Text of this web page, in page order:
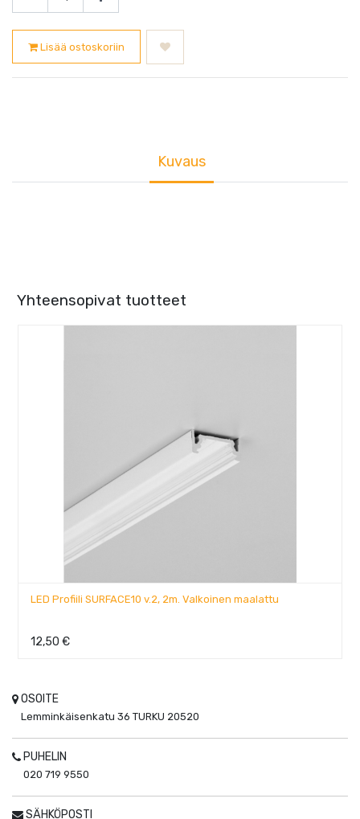
Lisää ostoskoriin
Kuvaus
Yhteensopivat tuotteet
LED Profiili SURFACE10 v.2, 2m. Valkoinen maalattu
12,50 €
OSOITE
Lemminkäisenkatu 36 TURKU 20520
PUHELIN
020 719 9550
SÄHKÖPOSTI